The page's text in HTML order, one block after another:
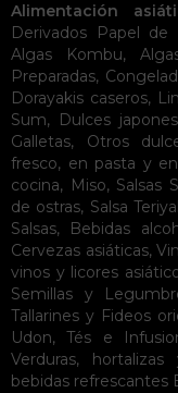
Alimentación
Derivados
Papel de
Algas Kombu,
Preparadas,
Dorayakis caseros,
Sum, Dulces
Galletas, Otros
fresco, en pasta y
cocina, Miso, Salsas
de ostras, Salsa
Salsas, Bebidas
Cervezas asiáticas,
vinos y licores
Semillas y
Tallarines y Fideos
Udon,Tés e
Verduras,
bebidas refrescantes